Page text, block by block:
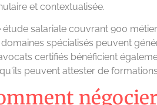
et contextualisée.
étude salariale couvrant 900
spécialisés peuvent
certifiés bénéficient
peuvent attester de